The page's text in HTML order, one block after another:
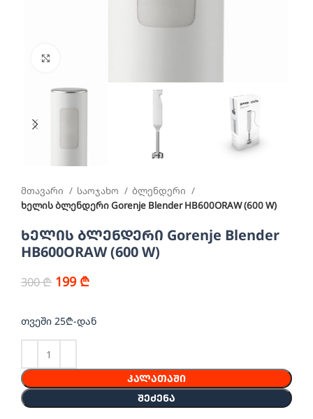
მთავარი საოჯახო
ბლენდერი
ხელის ბლენდერი Gorenje Blender HB600ORAW (600 W)
ხელის ბლენდერი Gorenje Blender
HB600ORAW (600 W)
300₾ 199 ₾
თვეში 25₾-დან
ᲙᲐᲚᲐᲗᲐᲨᲘ
ᲨᲔᲫᲔᲜᲐ